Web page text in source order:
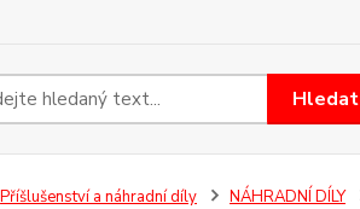
Hledat
Příšlušenství a náhradní díly NÁHRADNÍ DÍLY